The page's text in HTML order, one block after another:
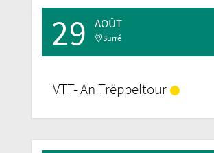
29 AOÛT
Surré
VTT- An Trëppeltour